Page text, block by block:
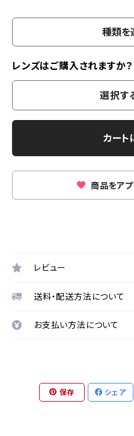
種類を
レンズはご購入されますか？
選択す
カート
商品をア
レビュー
送料・配送方法について
お支払い方法について
保存 シェア